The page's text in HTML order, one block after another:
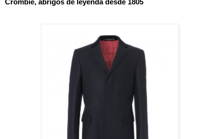
Crombie, abrigos de leyenda desde 1805